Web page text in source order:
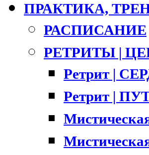
ПРАКТИКА,
РАСПИСАНИЕ
РЕТРИТЫ |
Ретрит |
Ретрит |